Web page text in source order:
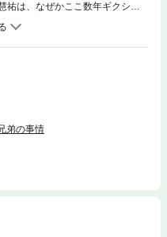
祐は、なぜかここ数年ギクシャ
消えた方がいい―…そう考えた優
気付かれてしまう。口論にな
えることができず―…!!!
弟の事情